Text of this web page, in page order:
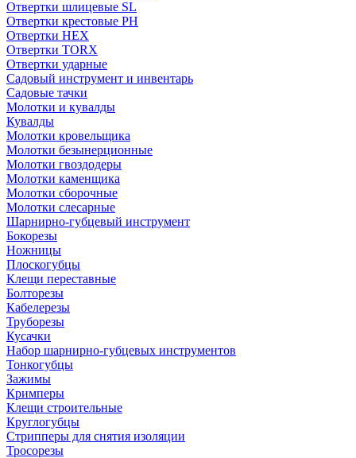
Отвертки шлицевые SL
Отвертки крестовые PH
Отвертки HEX
Отвертки TORX
Отвертки ударные
Садовый инструмент и инвентарь
Садовые тачки
Молотки и кувалды
Кувалды
Молотки кровельщика
Молотки безынерционные
Молотки гвоздодеры
Молотки каменщика
Молотки сборочные
Молотки слесарные
Шарнирно-губцевый инструмент
Бокорезы
Ножницы
Плоскогубцы
Клещи переставные
Болторезы
Кабелерезы
Труборезы
Кусачки
Набор шарнирно-губцевых инструментов
Тонкогубцы
Зажимы
Кримперы
Клещи строительные
Круглогубцы
Стрипперы для снятия изоляции
Тросорезы